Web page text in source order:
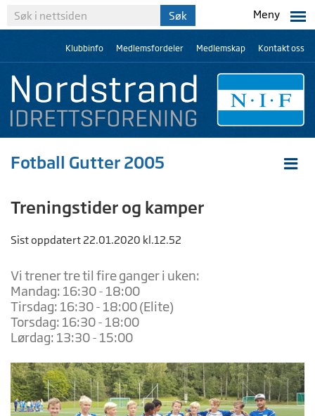
Meny
Klubbinfo Medlemsfordeler Medlemskap Kontakt oss
Fotball Gutter 2005
Treningstider og kamper
Sist oppdatert 22.01.2020 kl.12.52
Vi trener tre til fire ganger i uken:
Mandag: 16:30 - 18:00
Tirsdag: 16:30 - 18:00 (Elite)
Torsdag: 16:30 - 18:00
Lørdag: 13:30 - 15:00